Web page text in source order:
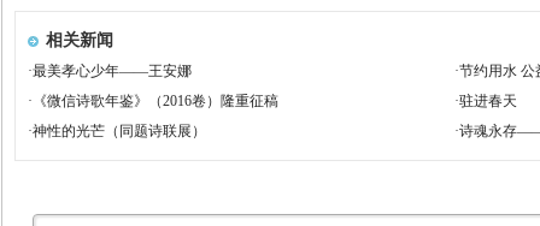
相关新闻
·最美孝心少年——王安娜 ·节约用水 公
· 《微信诗歌年鉴》（2016卷）隆重征稿 ·驻进春天
·神性的光芒（同题诗联展） ·诗魂永存